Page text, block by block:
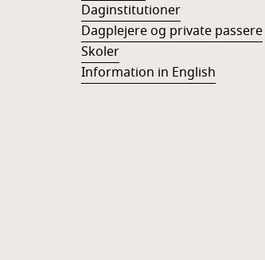
Daginstitutioner
Dagplejere og private passere
Skoler
Information in English